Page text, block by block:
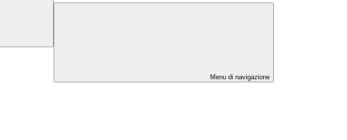
Menu di navigazione